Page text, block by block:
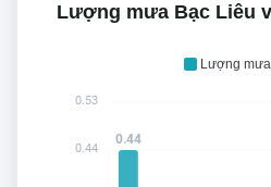
Lượng mưa Bạc Liêu
Lượng
0.44
0.53
0.44